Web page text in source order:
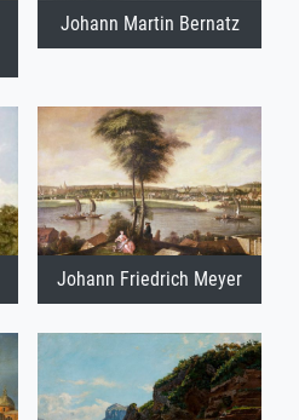
Johann Martin Bernatz
Johann Friedrich Meyer